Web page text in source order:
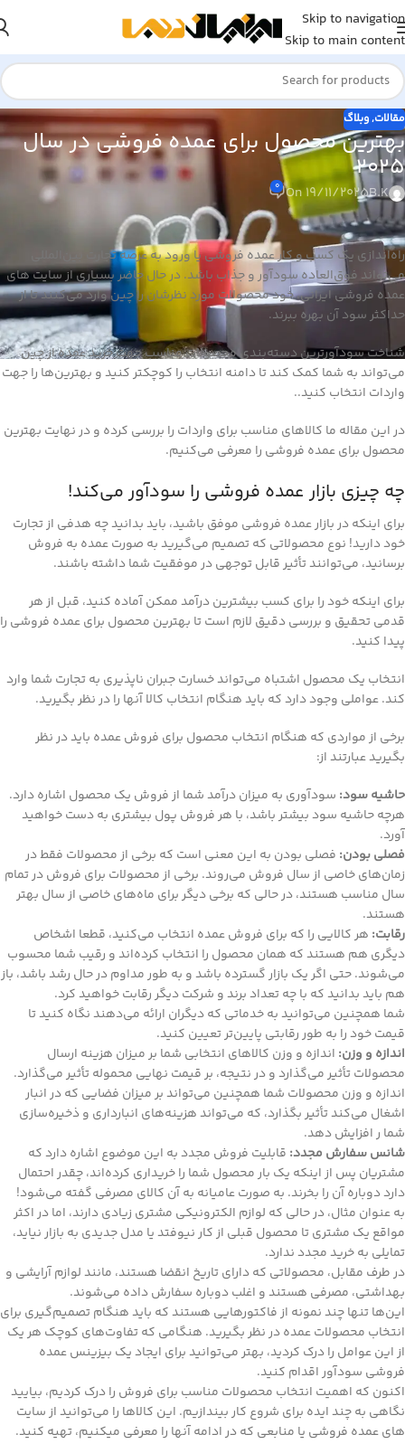
Skip to navigation
Skip to main content
مقالات,وبلاگ
بهترین محصول برای عمده فروشی در سال
2025
B.K
On 19/11/2025
0
راه‌اندازی یک کسب و کار عمده فروشی یا ورود به عرصه تجارت بین‌المللی
می‌تواند فوق‌العاده سودآور و جذاب باشد. در حال حاضر بسیاری از سایت های
عمده فروشی ایرانی، خود محصولات مورد نظرشان را چین وارد می‌کنند تا از
حداکثر سود آن بهره ببرند.
شناخت سودآورترین دسته‌بندی محصولات مناسب جهت خرید عمده از چین
می‌تواند به شما کمک کند تا دامنه انتخاب را کوچکتر کنید و بهترین‌ها را جهت
واردات انتخاب کنید..
در این مقاله ما کالاهای مناسب برای واردات را بررسی کرده و در نهایت بهترین
محصول برای عمده فروشی را معرفی می‌کنیم.
چه چیزی بازار عمده فروشی را سودآور می‌کند!
برای اینکه در بازار عمده فروشی موفق باشید، باید بدانید چه هدفی از تجارت
خود دارید! نوع محصولاتی که تصمیم می‌گیرید به صورت عمده به فروش
برسانید، می‌توانند تأثیر قابل توجهی در موفقیت شما داشته باشند.
برای اینکه خود را برای کسب بیشترین درآمد ممکن آماده کنید، قبل از هر
قدمی تحقیق و بررسی دقیق لازم است تا بهترین محصول برای عمده فروشی را
پیدا کنید.
انتخاب یک محصول اشتباه می‌تواند خسارت جبران ناپذیری به تجارت شما وارد
کند. عواملی وجود دارد که باید هنگام انتخاب کالا آنها را در نظر بگیرید.
برخی از مواردی که هنگام انتخاب محصول برای فروش عمده باید در نظر
بگیرید عبارتند از:
حاشیه سود: سودآوری به میزان درآمد شما از فروش یک محصول اشاره دارد.
هرچه حاشیه سود بیشتر باشد، با هر فروش پول بیشتری به دست خواهید
آورد.
فصلی بودن: فصلی بودن به این معنی است که برخی از محصولات فقط در
زمان‌های خاصی از سال فروش می‌روند. برخی از محصولات برای فروش در تمام
سال مناسب هستند، در حالی که برخی دیگر برای ماه‌های خاصی از سال بهتر
هستند.
رقابت: هر کالایی را که برای فروش عمده انتخاب می‌کنید، قطعا اشخاص
دیگری هم هستند که همان محصول را انتخاب کرده‌اند و رقیب شما محسوب
می‌شوند. حتی اگر یک بازار گسترده باشد و به طور مداوم در حال رشد باشد، باز
هم باید بدانید که با چه تعداد برند و شرکت دیگر رقابت خواهید کرد.
شما همچنین می‌توانید به خدماتی که دیگران ارائه می‌دهند نگاه کنید تا
قیمت خود را به طور رقابتی پایین‌تر تعیین کنید.
اندازه و وزن: اندازه و وزن کالاهای انتخابی شما بر میزان هزینه ارسال
محصولات تأثیر می‌گذارد و در نتیجه، بر قیمت نهایی محموله تأثیر می‌گذارد.
اندازه و وزن محصولات شما همچنین می‌تواند بر میزان فضایی که در انبار
اشغال می‌کند تأثیر بگذارد، که می‌تواند هزینه‌های انبارداری و ذخیره‌سازی
شما ر افزایش دهد.
شانس سفارش مجدد: قابلیت فروش مجدد به این موضوع اشاره دارد که
مشتریان پس از اینکه یک بار محصول شما را خریداری کرده‌اند، چقدر احتمال
دارد دوباره آن را بخرند. به صورت عامیانه به آن کالای مصرفی گفته می‌شود!
به عنوان مثال، در حالی که لوازم الکترونیکی مشتری زیادی دارند، اما در اکثر
مواقع یک مشتری تا محصول قبلی از کار نیوفتد یا مدل جدیدی به بازار نیاید،
تمایلی به خرید مجدد ندارد.
در طرف مقابل، محصولاتی که دارای تاریخ انقضا هستند، مانند لوازم آرایشی و
بهداشتی، مصرفی هستند و اغلب دوباره سفارش داده می‌شوند.
این‌ها تنها چند نمونه از فاکتورهایی هستند که باید هنگام تصمیم‌گیری برای
انتخاب محصولات عمده در نظر بگیرید. هنگامی که تفاوت‌های کوچک هر یک
از این عوامل را درک کردید، بهتر می‌توانید برای ایجاد یک بیزینس عمده
فروشی سودآور اقدام کنید.
اکنون که اهمیت انتخاب محصولات مناسب برای فروش را درک کردیم، بیایید
نگاهی به چند ‌ایده برای شروع کار بیندازیم. این کالاها را می‌توانید از سایت
های عمده فروشی یا منابعی که در ادامه آنها را معرفی میکنیم، تهیه کنید.